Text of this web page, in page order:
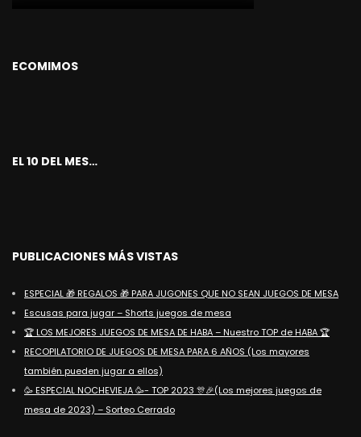
ECOMIMOS
EL 10 DEL MES…
PUBLICACIONES MÁS VISTAS
ESPECIAL 🎁 REGALOS 🎁 PARA JUGONES QUE NO SEAN JUEGOS DE MESA
Escusas para jugar – Shorts juegos de mesa
🏆 LOS MEJORES JUEGOS DE MESA DE HABA – Nuestro TOP de HABA 🏆
RECOPILATORIO DE JUEGOS DE MESA PARA 6 AÑOS (Los mayores
también pueden jugar a ellos)
🥳 ESPECIAL NOCHEVIEJA 🥳- TOP 2023 🎊🎉(Los mejores juegos de
mesa de 2023) – Sorteo Cerrado